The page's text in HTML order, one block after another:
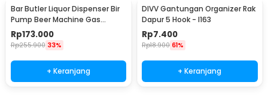
Bar Butler Liquor Dispenser Bir
Pump Beer Machine Gas
Station 900ml - P-36
Rp173.000
Rp255.900 33%
+ Keranjang
DIVV Gantungan Organizer Rak
Dapur 5 Hook - I163
Rp7.400
Rp18.900 61%
+ Keranjang